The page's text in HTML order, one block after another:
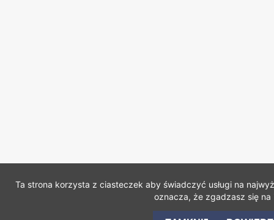
Ta strona korzysta z ciasteczek aby świadczyć usługi na
oznacza, że zgadzasz się na